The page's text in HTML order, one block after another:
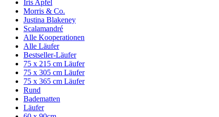
Iris Apfel
Morris & Co.
Justina Blakeney
Scalamandré
Alle Kooperationen
Alle Läufer
Bestseller-Läufer
75 x 215 cm Läufer
75 x 305 cm Läufer
75 x 365 cm Läufer
Rund
Badematten
Läufer